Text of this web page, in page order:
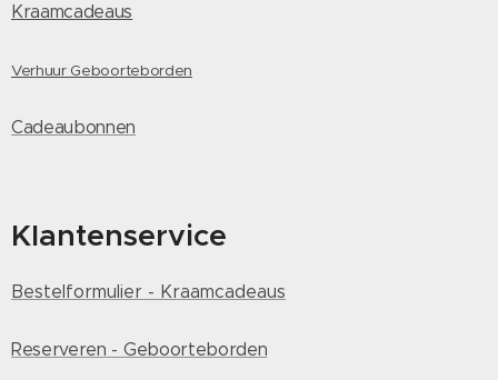
Kraamcadeaus
Verhuur Geboorteborden
Cadeaubonnen
Klantenservice
Bestelformulier - Kraamcadeaus
Reserveren - Geboorteborden